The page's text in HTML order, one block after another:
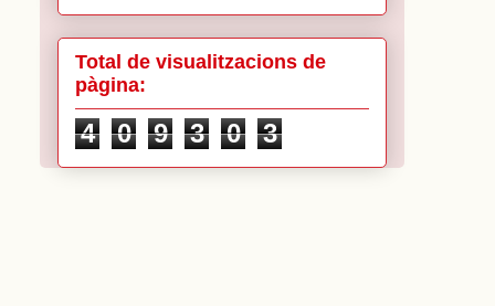
Total de visualitzacions de
pàgina:
4 0 9 3 0 3